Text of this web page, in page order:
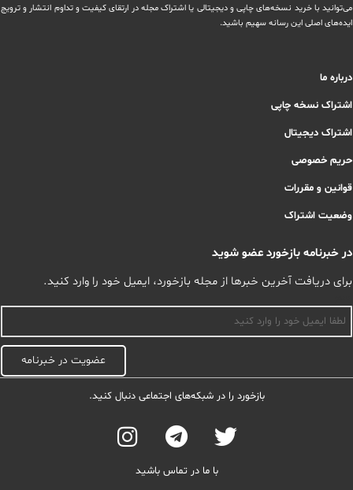
می‌توانید با خرید نسخه‌های چاپی و دیجیتالی یا ‏اشتراک مجله در ارتقای کیفیت و تداوم انتشار و ترویج
ایده‌های اصلی این رسانه سهیم باشید.
درباره ما
اشتراک نسخه چاپی
اشتراک دیجیتال
حریم خصوصی
قوانین و مقررات
وضعیت اشتراک
در خبرنامه بازخورد عضو شوید
برای دریافت آخرین خبرها از مجله بازخورد، ایمیل خود را وارد کنید.
عضویت در خبرنامه
بازخورد را در شبکه‌های اجتماعی دنبال کنید.
با ما در تماس باشید